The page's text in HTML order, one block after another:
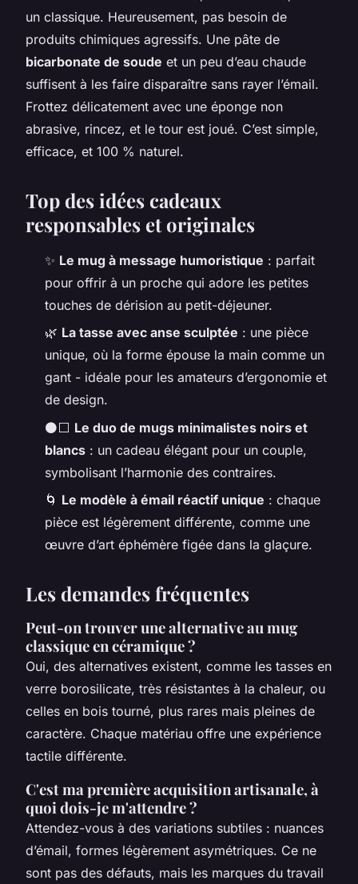
un classique. Heureusement, pas besoin de
produits chimiques agressifs. Une pâte de
bicarbonate de soude et un peu d’eau chaude
suffisent à les faire disparaître sans rayer l’émail.
Frottez délicatement avec une éponge non
abrasive, rincez, et le tour est joué. C’est simple,
efficace, et 100 % naturel.
Top des idées cadeaux
responsables et originales
✨ Le mug à message humoristique : parfait
pour offrir à un proche qui adore les petites
touches de dérision au petit-déjeuner.
🌿 La tasse avec anse sculptée : une pièce
unique, où la forme épouse la main comme un
gant - idéale pour les amateurs d’ergonomie et
de design.
⚫⬜ Le duo de mugs minimalistes noirs et
blancs : un cadeau élégant pour un couple,
symbolisant l’harmonie des contraires.
🌀 Le modèle à émail réactif unique : chaque
pièce est légèrement différente, comme une
œuvre d’art éphémère figée dans la glaçure.
Les demandes fréquentes
Peut-on trouver une alternative au mug
classique en céramique ?
Oui, des alternatives existent, comme les tasses en
verre borosilicate, très résistantes à la chaleur, ou
celles en bois tourné, plus rares mais pleines de
caractère. Chaque matériau offre une expérience
tactile différente.
C'est ma première acquisition artisanale, à
quoi dois-je m'attendre ?
Attendez-vous à des variations subtiles : nuances
d’émail, formes légèrement asymétriques. Ce ne
sont pas des défauts, mais les marques du travail